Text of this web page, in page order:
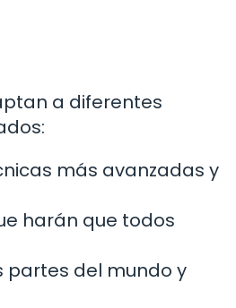
a diferentes
más avanzadas y
harán que todos
partes del mundo y